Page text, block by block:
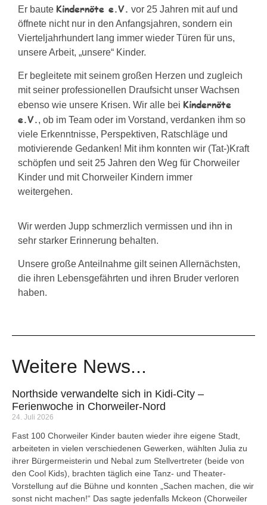
Er baute Kindernöte e.V. vor 25 Jahren mit auf und
öffnete nicht nur in den Anfangsjahren, sondern ein
Vierteljahrhundert lang immer wieder Türen für uns,
unsere Arbeit, „unsere“ Kinder.
Er begleitete mit seinem großen Herzen und zugleich
mit seiner professionellen Draufsicht unser Wachsen
ebenso wie unsere Krisen. Wir alle bei Kindernöte
e.V., ob im Team oder im Vorstand, verdanken ihm so
viele Erkenntnisse, Perspektiven, Ratschläge und
motivierende Gedanken! Mit ihm konnten wir (Tat-)Kraft
schöpfen und seit 25 Jahren den Weg für Chorweiler
Kinder und mit Chorweiler Kindern immer
weitergehen.
Wir werden Jupp schmerzlich vermissen und ihn in
sehr starker Erinnerung behalten.
Unsere große Anteilnahme gilt seinen Allernächsten,
die ihren Lebensgefährten und ihren Bruder verloren
haben.
Weitere News...
Northside verwandelte sich in Kidi-City –
Ferienwoche in Chorweiler-Nord
24. Juli 2026
Fast 100 Chorweiler Kinder bauten wieder ihre eigene Stadt,
arbeiteten in vielen verschiedenen Gewerken, wählten Julia zu
ihrer Bürgermeisterin und Nebal zum Stellvertreter (beide von
den Cool Kids), brachten täglich eine Tanz- und Theater-
Vorstellung auf die Bühne und konnten „Sachen machen, die wir
sonst nicht machen!“ Das sagte jedenfalls Mckeon (Chorweiler